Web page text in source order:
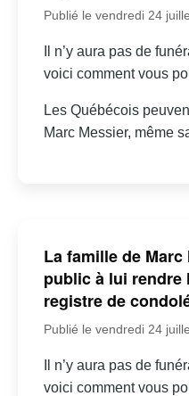
Publié le vendredi 24
Il n’y aura pas de
voici comment vous
Les Québécois
Marc Messier, même
La famille de
public à lui rendre
registre de
Publié le vendredi 24
Il n’y aura pas de
voici comment vous